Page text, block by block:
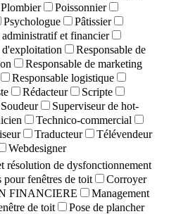
Plombier
Poissonnier
Psychologue
Pâtissier
administratif et financier
d'exploitation
Responsable de
Responsable de marketing
Responsable logistique
Rédacteur
Scripte
Soudeur
Superviseur de hot-
Technico-commercial
Traducteur
Télévendeur
Webdesigner
résolution de dysfonctionnement
pour fenêtres de toit
Corroyer
FINANCIERE
Management
de toit
Pose de plancher